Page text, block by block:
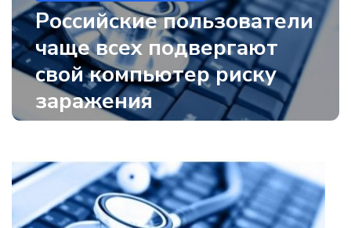
Российские пользователи
чаще всех подвергают
свой компьютер риску
заражения